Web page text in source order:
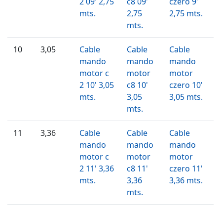
mts.
2,75
mts.
2,75 mts.
10 3,05
Cable
mando
motor c
2 10' 3,05
mts.
Cable
mando
motor
c8 10'
3,05
mts.
Cable
mando
motor
czero 10'
3,05 mts.
11 3,36
Cable
mando
motor c
2 11' 3,36
mts.
Cable
mando
motor
c8 11'
3,36
mts.
Cable
mando
motor
czero 11'
3,36 mts.